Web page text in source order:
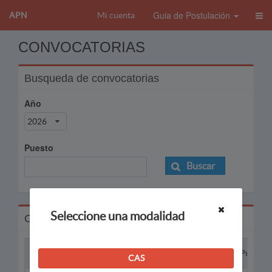
APN Mi cuenta Guia de Postulación
CONVOCATORIAS
Busqueda de convocatorias
Año
2026
Puesto
Buscar
Convocatorias
Puesto
Seleccione una modalidad
CAS